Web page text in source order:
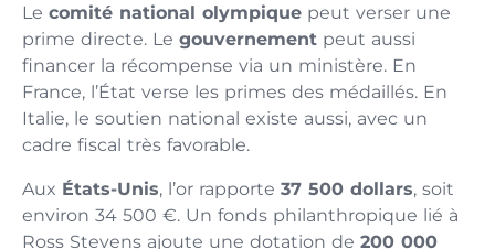
Le comité national olympique peut verser une
prime directe. Le gouvernement peut aussi
financer la récompense via un ministère. En
France, l’État verse les primes des médaillés. En
Italie, le soutien national existe aussi, avec un
cadre fiscal très favorable.
Aux États-Unis, l’or rapporte 37 500 dollars, soit
environ 34 500 €. Un fonds philanthropique lié à
Ross Stevens ajoute une dotation de 200 000